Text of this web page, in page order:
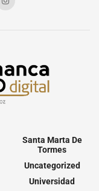
Santa Marta De
Tormes
Uncategorized
Universidad